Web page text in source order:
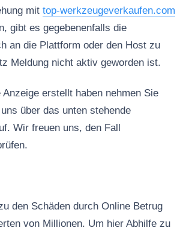
mit top-werkzeugeverkaufen.com
gibt es gegebenenfalls die
an die Plattform oder den Host zu
Meldung nicht aktiv geworden ist.
Anzeige erstellt haben nehmen Sie
über das unten stehende
Wir freuen uns, den Fall
den Schäden durch Online Betrug
von Millionen. Um hier Abhilfe zu